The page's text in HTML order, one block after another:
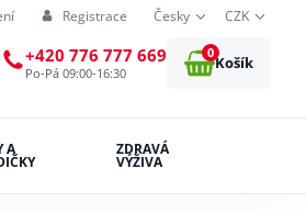
Registrace Česky CZK
+420 776 777 669
Po-Pá 09:00-16:30
0
Košík
A ZDRAVÁ
VÝŽIVA